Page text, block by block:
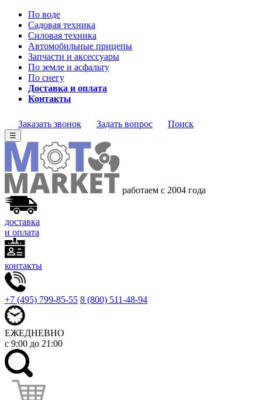
По воде
Садовая техника
Силовая техника
Автомобильные прицепы
Запчасти и аксессуары
По земле и асфальту
По снегу
Доставка и оплата
Контакты
Заказать звонок Задать вопрос Поиск
☰
работаем с 2004 года
доставка
и оплата
контакты
+7 (495) 799-85-55 8 (800) 511-48-94
ЕЖЕДНЕВНО
с 9:00 до 21:00